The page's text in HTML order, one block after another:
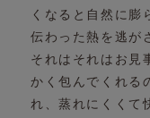
くなると自然に膨
伝わった熱を逃が
それはそれはお見
かく包んでくれる
れ、蒸れにくくて